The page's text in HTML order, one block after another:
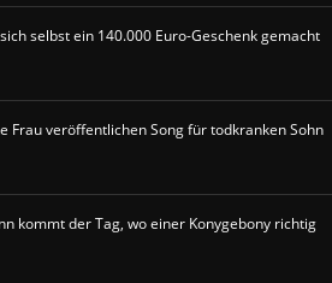
selbst ein 140.000 Euro-Geschenk gemacht
Frau veröffentlichen Song für todkranken Sohn
kommt der Tag, wo einer Konygebony richtig